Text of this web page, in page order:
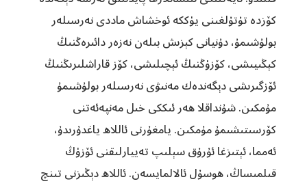
كۆزدە تۇتۇلغىنى يۈككە ئوخشاش ماددى نەرسىلەر
بولۇشىمۇ، دۇنيانى كېزىش بىلەن نەزەر دائىرەڭنىڭ
كېڭىيىشى، كۆزۈڭنىڭ ئېچىلىشى، كۆز قاراشلىرىڭنىڭ
ئۆزگىرىشى دېگەندەك مەنىۋى نەرسىلەر بولۇشىمۇ
مۇمكىن. شۇنداقلا ھەر ئىككى خىل مەنپەئەتنى
كۆرسىتىشىمۇ مۇمكىن. يامغۇرنى ئاللاھ ياغدۇرىدۇ،
ئەمما، ئېتىزغا ئۇرۇق سېلىپ تەييارلىقنى ئۆزۈڭ
قىلمىساڭ، ھوسۇل ئالالمايسەن. ئاللاھ دېڭىزنى تىنچ